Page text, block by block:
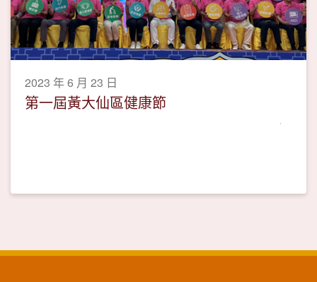
2023 年 6 月 23 日
第一屆黃大仙區健康節